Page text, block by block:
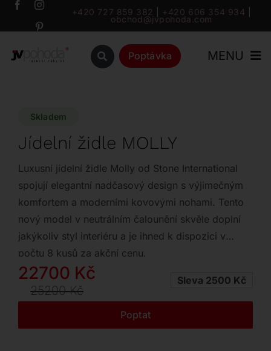
Přeskočit
+420 727 859 382 +420 606 354 934
obchod@jvpohoda.com
Poptávka MENU
Katalog
Značky
Outlet
Skladem
Jídelní židle MOLLY
Luxusní jídelní židle Molly od Stone International
spojují elegantní nadčasový design s výjimečným
komfortem a moderními kovovými nohami. Tento
nový model v neutrálním čalounění skvěle doplní
jakýkoliv styl interiéru a je ihned k dispozici v
počtu 8 kusů za akční cenu.
25200Kč
Původní
cena
25200 Kč.
22700 Kč
Aktuální
cena
22700 Kč.
Sleva 2500 Kč
Poptat